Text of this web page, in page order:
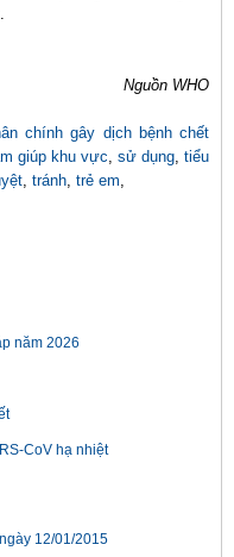
Nguồn WHO
chính gây dịch bệnh chết
giúp khu vực, sử dụng, tiểu
, tránh, trẻ em,
năm 2026
CoV hạ nhiệt
12/01/2015